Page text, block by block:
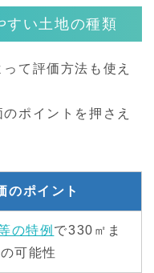
すい土地の種類
て評価方法も使え
ポイントを押さえ
のポイント
の特例 で330㎡ま
可能性